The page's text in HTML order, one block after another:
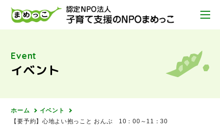
Event
イベント
ホーム
イベント
【要予約】心地よい抱っこと おんぶ 10：00～11：30